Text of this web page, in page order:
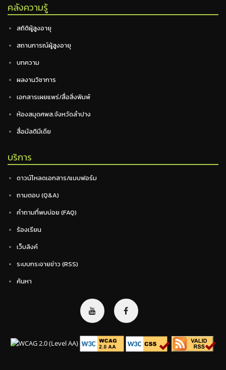
คลังความรู้
สถิติผู้สูงอายุ
สถานการณ์ผู้สูงอายุ
บทความ
ผลงานวิชาการ
เอกสารเผยแพร่/สื่อสิ่งพิมพ์
ห้องสมุดศพส.จังหวัดลำปาง
สื่อมัลติมีเดีย
บริการ
ดาวน์โหลดเอกสาร/แบบฟอร์ม
ถามตอบ (Q&A)
คำถามที่พบบ่อย (FAQ)
ร้องเรียน
เว็บลิงค์
ระบบกระจายข่าว (RSS)
ค้นหา